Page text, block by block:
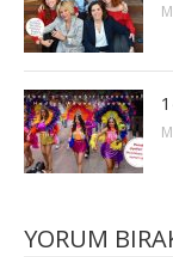
YORUM